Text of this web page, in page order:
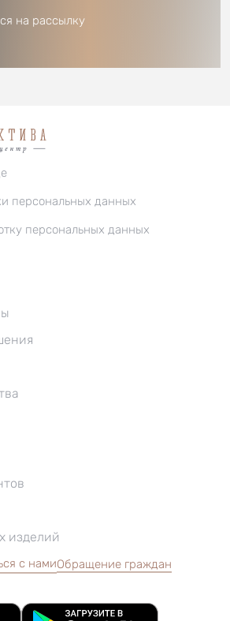
на рассылку
персональных данных
персональных данных
изделий
с намиОбращение граждан